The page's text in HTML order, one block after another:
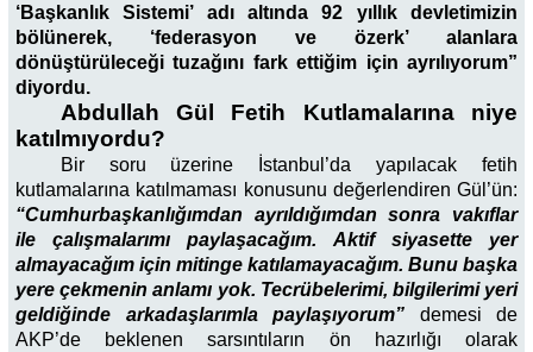
‘Başkanlık Sistemi’ adı altında 92 yıllık devletimizin
bölünerek, ‘federasyon ve özerk’ alanlara
dönüştürüleceği tuzağını fark ettiğim için ayrılıyorum”
diyordu.
Abdullah Gül Fetih Kutlamalarına niye
katılmıyordu?
Bir soru üzerine İstanbul’da yapılacak fetih
kutlamalarına katılmaması konusunu değerlendiren Gül’ün:
“Cumhurbaşkanlığımdan ayrıldığımdan sonra vakıflar
ile çalışmalarımı paylaşacağım. Aktif siyasette yer
almayacağım için mitinge katılamayacağım. Bunu başka
yere çekmenin anlamı yok. Tecrübelerimi, bilgilerimi yeri
geldiğinde arkadaşlarımla paylaşıyorum” demesi de
AKP’de beklenen sarsıntıların ön hazırlığı olarak